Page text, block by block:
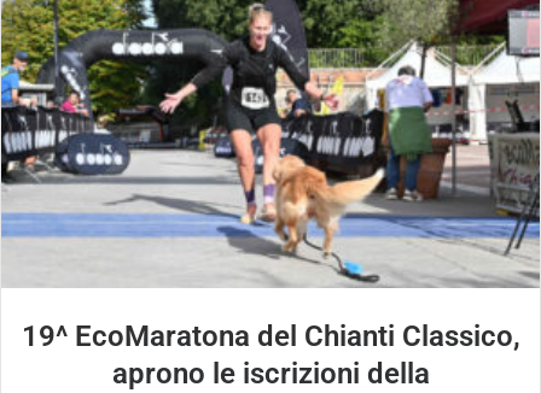
19^ EcoMaratona del Chianti Classico,
aprono le iscrizioni della